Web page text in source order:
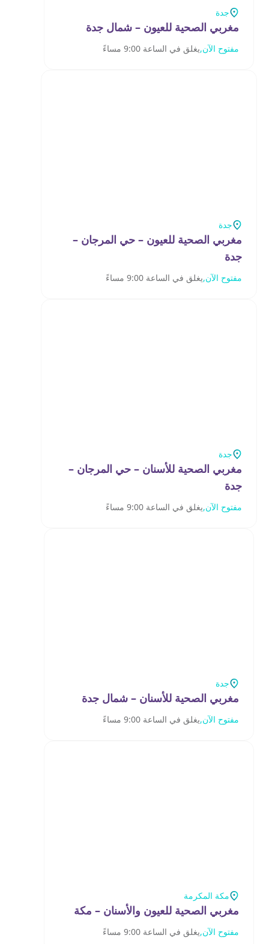
جدة
مغربي الصحية للعيون – شمال جدة
مفتوح الآن,يغلق في الساعة 9:00 مساءً
جدة
مغربي الصحية للعيون – حي المرجان –
جدة‎
مفتوح الآن,يغلق في الساعة 9:00 مساءً
جدة
مغربي الصحية للأسنان – حي المرجان –
جدة‎
مفتوح الآن,يغلق في الساعة 9:00 مساءً
جدة
مغربي الصحية للأسنان – شمال جدة
مفتوح الآن,يغلق في الساعة 9:00 مساءً
مكة المكرمة
مغربي الصحية للعيون والأسنان – مكة
مفتوح الآن,يغلق في الساعة 9:00 مساءً